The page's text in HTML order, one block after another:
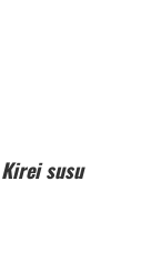
Kirei susu